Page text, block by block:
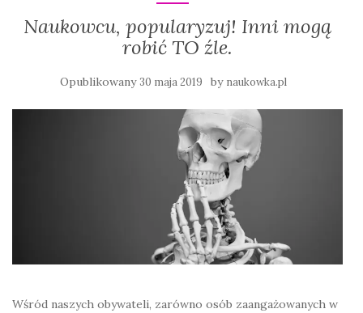
Naukowcu, popularyzuj! Inni mogą
robić TO źle.
Opublikowany 30 maja 2019 by naukowka.pl
Wśród naszych obywateli, zarówno osób zaangażowanych w